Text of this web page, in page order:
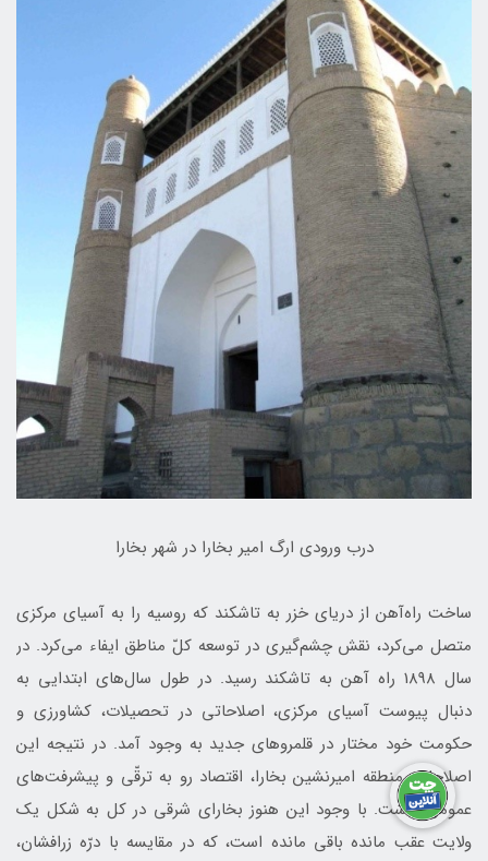
درب ورودی ارگ امير بخارا در شهر بخارا
ساخت راه‌آهن از دريای خزر به تاشكند كه روسيه را به آسياي مركزی
متصل می‌كرد، نقش چشم‌گيری در توسعه كلّ مناطق ايفاء می‌كرد. در
سال 1898 راه آهن به تاشكند رسيد. در طول سال‌های ابتدايی به
دنبال پيوست آسيای مركزی، اصلاحاتی در تحصيلات، كشاورزی و
حكومت خود مختار در قلمروهای جديد به وجود آمد. در نتيجه اين
اصلاحات، منطقه اميرنشين بخارا، اقتصاد رو به ترقّی و پيشرفت‌های
عمومی داشت. با وجود اين هنوز بخارای شرقی در كل به شكل يك
ولايت عقب مانده باقی مانده است، كه در مقايسه با درّه زرافشان،